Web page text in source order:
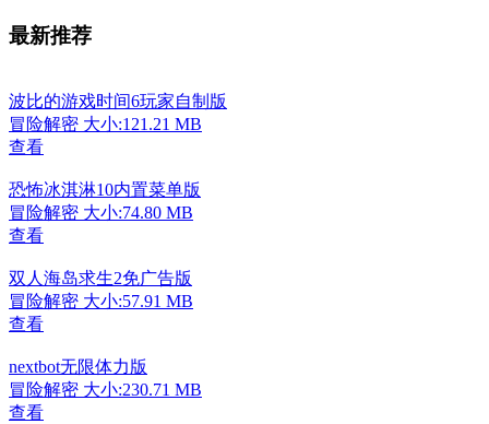
最新推荐
波比的游戏时间6玩家自制版
冒险解密 大小:121.21 MB
查看
恐怖冰淇淋10内置菜单版
冒险解密 大小:74.80 MB
查看
双人海岛求生2免广告版
冒险解密 大小:57.91 MB
查看
nextbot无限体力版
冒险解密 大小:230.71 MB
查看